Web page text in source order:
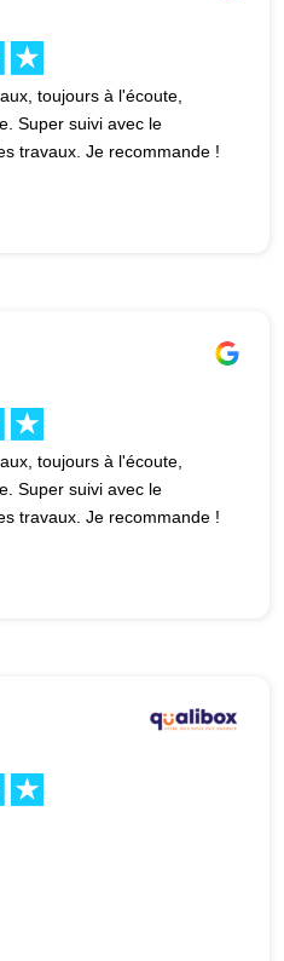
toujours à l'écoute,
Super suivi avec le
travaux. Je recommande !
toujours à l'écoute,
Super suivi avec le
travaux. Je recommande !